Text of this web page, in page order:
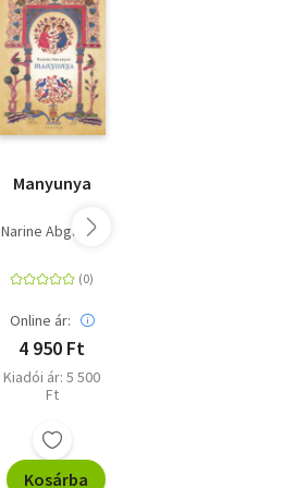
Manyunya
Narine Abgarjan
Online ár:
4 950 Ft
Kiadói ár: 5 500
Ft
Kosárba